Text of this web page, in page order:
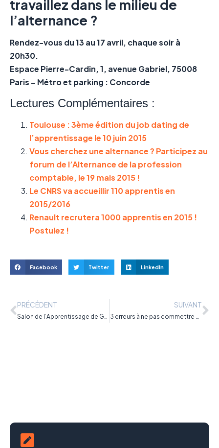
travaillez dans le milieu de
l’alternance ?
Rendez-vous du 13 au 17 avril, chaque soir à
20h30.
Espace Pierre-Cardin, 1, avenue Gabriel, 75008
Paris – Métro et parking : Concorde
Lectures Complémentaires :
Toulouse : 3ème édition du job dating de
l’apprentissage le 10 juin 2015
Vous cherchez une alternance ? Participez au
forum de l’Alternance de la profession
comptable, le 19 mais 2015 !
Le CNRS va accueillir 110 apprentis en
2015/2016
Renault recrutera 1000 apprentis en 2015 !
Postulez !
Facebook Twitter LinkedIn
PRÉCÉDENT
Salon de l’Apprentissage de Grenoble le 28 février 2015
SUIVANT
3 erreurs à ne pas commettre pour trouver un contrat d’apprentissage